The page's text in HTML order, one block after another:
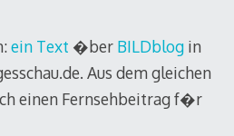
ein Text �ber BILDblogin
Aus dem gleichen
einen Fernsehbeitrag f�r